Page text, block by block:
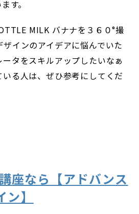
す。
MILK バナナを３６０°撮
インのアイデアに悩んでいた
タをスキルアップしたいなぁ
る人は、ぜひ参考にしてくだ
座なら【アドバンス
】